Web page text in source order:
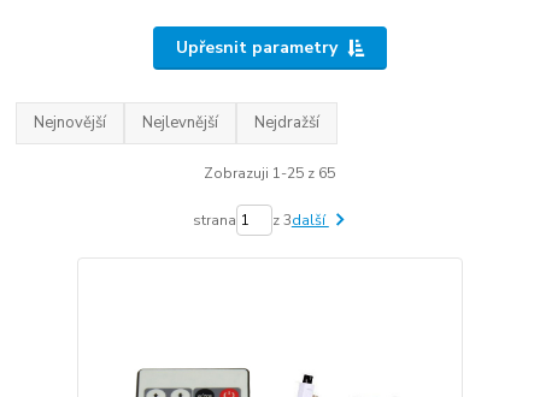
Upřesnit parametry
Nejnovější Nejlevnější Nejdražší
Zobrazuji 1-25 z 65
strana z 3další